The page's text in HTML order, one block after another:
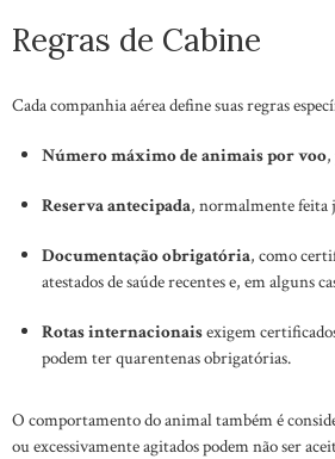
Regras de Cabine
Cada companhia aérea define suas regras
Número máximo de animais por voo
Reserva antecipada, normalmente feita
Documentação obrigatória, como
atestados de saúde recentes e, em alguns
Rotas internacionaisexigem
podem ter quarentenas obrigatórias.
O comportamento do animal também é
ou excessivamente agitados podem não ser